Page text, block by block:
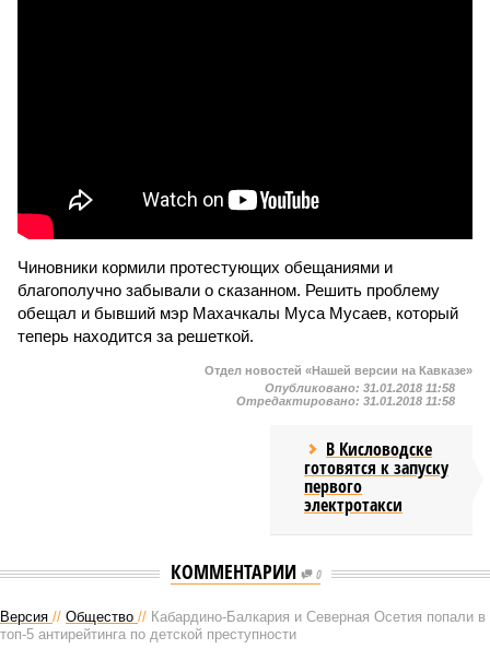
Чиновники кормили протестующих обещаниями и
благополучно забывали о сказанном. Решить проблему
обещал и бывший мэр Махачкалы Муса Мусаев, который
теперь находится за решеткой.
Отдел новостей «Нашей версии на Кавказе»
Опубликовано: 31.01.2018 11:58
Отредактировано: 31.01.2018 11:58
В Кисловодске
готовятся к запуску
первого
электротакси
КОММЕНТАРИИ 0
Версия // Общество // Кабардино-Балкария и Северная Осетия попали в
топ-5 антирейтинга по детской преступности